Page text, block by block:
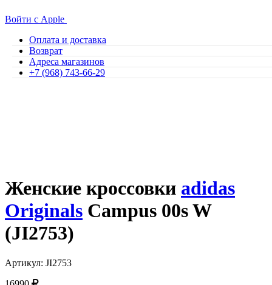
Войти с Apple
Оплата и доставка
Возврат
Адреса магазинов
+7 (968) 743-66-29
Женские кроссовки adidas
Originals Campus 00s W
(JI2753)
Артикул: JI2753